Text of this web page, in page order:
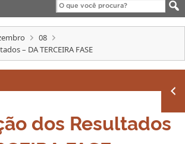
08
– DA TERCEIRA FASE
dos Resultados